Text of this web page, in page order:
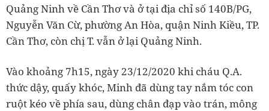
Quảng Ninh về Cần Thơ và ở tại địa chỉ số 140B/PG,
Nguyễn Văn Cừ, phường An Hòa, quận Ninh Kiều, TP.
Cần Thơ, còn chị T. vẫn ở lại Quảng Ninh.
Vào khoảng 7h15, ngày 23/12/2020 khi cháu Q.A.
thức dậy, quấy khóc, Minh đã dùng tay nắm tóc con
ruột kéo về phía sau, dùng chân đạp vào trán, mông